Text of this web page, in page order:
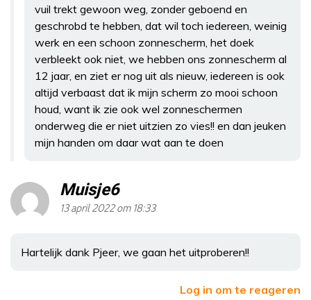
vuil trekt gewoon weg, zonder geboend en
geschrobd te hebben, dat wil toch iedereen, weinig
werk en een schoon zonnescherm, het doek
verbleekt ook niet, we hebben ons zonnescherm al
12 jaar, en ziet er nog uit als nieuw, iedereen is ook
altijd verbaast dat ik mijn scherm zo mooi schoon
houd, want ik zie ook wel zonneschermen
onderweg die er niet uitzien zo vies!! en dan jeuken
mijn handen om daar wat aan te doen
Muisje6
13 april 2022 om 18:33
Hartelijk dank Pjeer, we gaan het uitproberen!!
Log in om te reageren